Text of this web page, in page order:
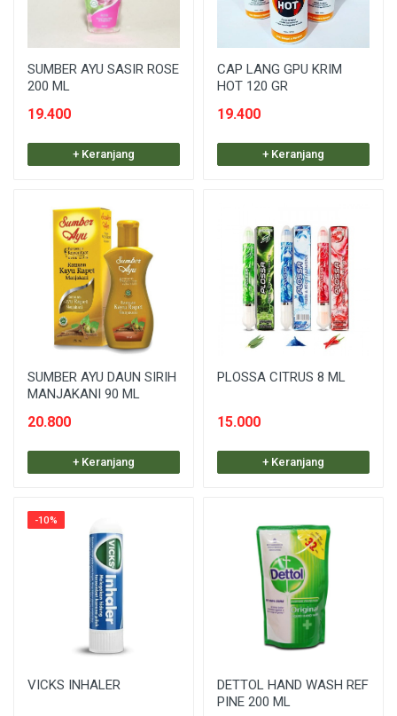
SUMBER AYU SASIR ROSE
200 ML
19.400
+ Keranjang
CAP LANG GPU KRIM
HOT 120 GR
19.400
+ Keranjang
SUMBER AYU DAUN SIRIH
MANJAKANI 90 ML
20.800
+ Keranjang
PLOSSA CITRUS 8 ML
15.000
+ Keranjang
-10%
VICKS INHALER
DETTOL HAND WASH REF
PINE 200 ML